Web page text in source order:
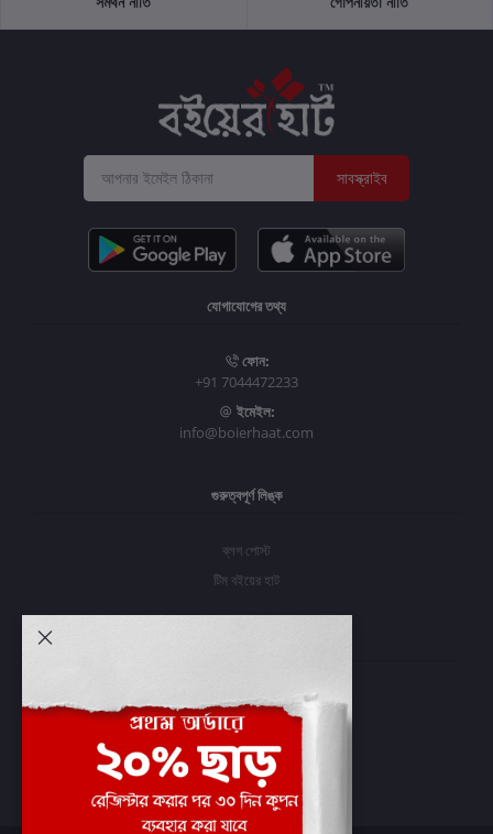
সাবস্ক্রাইব
যোগাযোগের তথ্য
ফোন:
+91 7044472233
ইমেইল:
info@boierhaat.com
গুরুত্বপূর্ণ লিঙ্ক
ব্লগ পোস্ট
টিম বইয়ের হাট
প্রবেশ করুন
অর্ডার ইতিহাস
আমার ইচ্ছাগুলি
অর্ডার ট্র্যাকিং